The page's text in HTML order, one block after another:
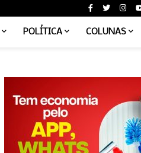
POLÍTICA COLUNAS